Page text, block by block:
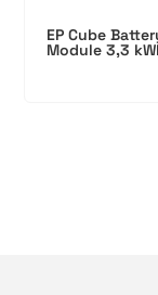
EP Cube
Module 3,3